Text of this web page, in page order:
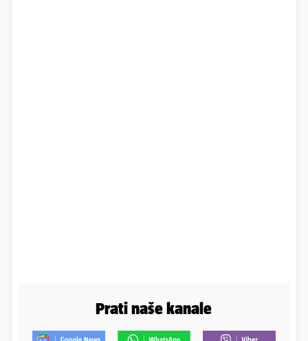
Prati naše kanale